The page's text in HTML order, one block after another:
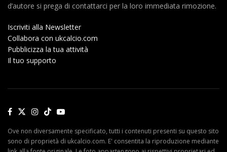
d’autore si prega di contattarci per la loro immediata rimozione.
Iscriviti alla Newsletter
Collabora con ukcalcio.com
Pubblicizza la tua attività
Il tuo supporto
Ove non diversamente specificato, tutti i contenuti presenti su questo sito
sono di proprietà di ukcalcio.com. E' consentita la riproduzione mediante